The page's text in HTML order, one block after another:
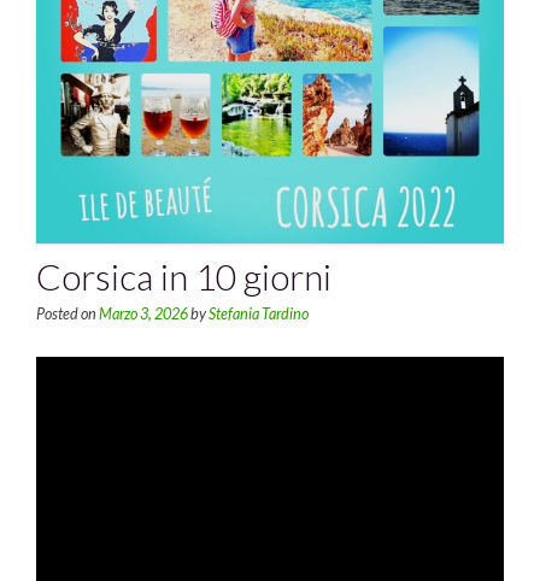
Corsica in 10 giorni
Posted on Marzo 3, 2026byStefania Tardino